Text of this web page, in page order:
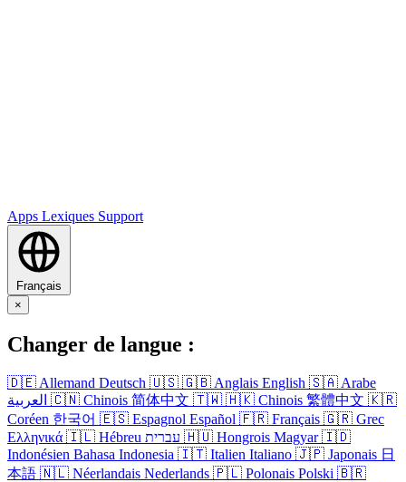
Apps Lexiques Support
Français
×
Changer de langue :
🇩🇪 Allemand Deutsch 🇺🇸 🇬🇧 Anglais English 🇸🇦 Arabe
العربية 🇨🇳 Chinois 简体中文 🇹🇼 🇭🇰 Chinois 繁體中文 🇰🇷
Coréen 한국어 🇪🇸 Espagnol Español 🇫🇷 Français 🇬🇷 Grec
Ελληνικά 🇮🇱 Hébreu עברית 🇭🇺 Hongrois Magyar 🇮🇩
Indonésien Bahasa Indonesia 🇮🇹 Italien Italiano 🇯🇵 Japonais 日
本語 🇳🇱 Néerlandais Nederlands 🇵🇱 Polonais Polski 🇧🇷